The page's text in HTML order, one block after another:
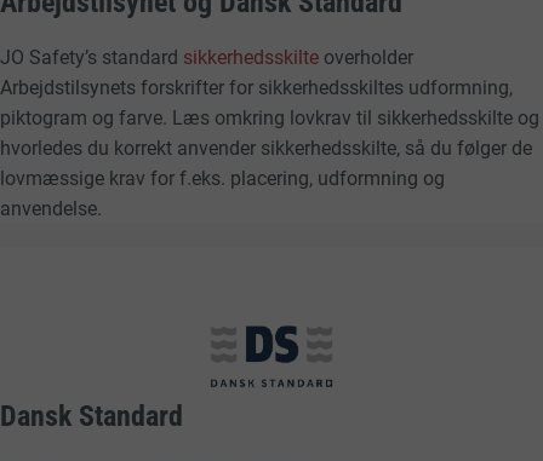
JO Safety’s standard sikkerhedsskilte overholder
Arbejdstilsynets forskrifter for sikkerhedsskiltes udformning,
piktogram og farve. Læs omkring lovkrav til sikkerhedsskilte og
hvorledes du korrekt anvender sikkerhedsskilte, så du følger de
lovmæssige krav for f.eks. placering, udformning og
anvendelse.
Dansk Standard